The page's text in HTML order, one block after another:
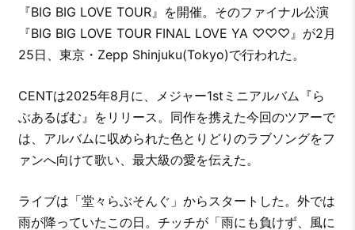
『BIG BIG LOVE TOUR』を開催。そのファイナル公演
『BIG BIG LOVE TOUR FINAL LOVE YA ♡♡♡』が2月
25日、東京・Zepp Shinjuku(Tokyo)で行われた。
CENTは2025年8月に、メジャー1stミニアルバム『ら
ぶあるばむ』をリリース。同作を携えた今回のツアーで
は、アルバムに収められた色とりどりのラブソングをフ
ァンへ向けて歌い、最大級の愛を伝えた。
ライブは「堂々らぶそんぐ」からスタートした。外では
雨が降っていたこの日。チッチが「雨にも負けず、風に